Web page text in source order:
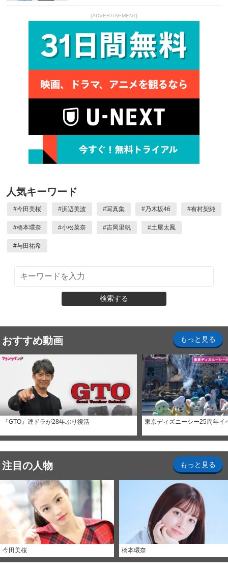
[ADVERTISEMENT]
人気キーワード
#今田美桜 #浜辺美波 #写真集 #乃木坂46 #有村架純
#橋本環奈 #小松菜奈 #吉岡里帆 #土屋太鳳
#与田祐希
検索する
おすすめ動画 もっと見る
『GTO』連ドラが28年ぶり復活 東京ディズニーシー25周年イ
注目の人物 もっと見る
今田美桜 橋本環奈